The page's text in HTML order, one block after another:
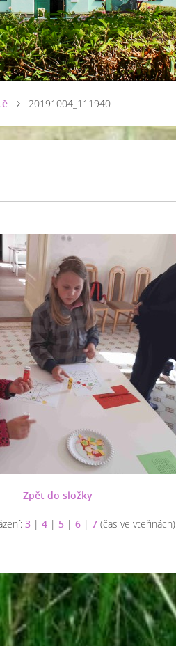
20191004_111940
Zpět do složky
3| 4| 5| 6| 7(čas ve vteřinách)